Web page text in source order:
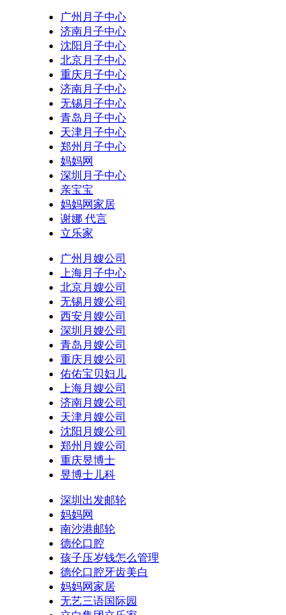
广州月子中心
济南月子中心
沈阳月子中心
北京月子中心
重庆月子中心
济南月子中心
无锡月子中心
青岛月子中心
天津月子中心
郑州月子中心
妈妈网
深圳月子中心
亲宝宝
妈妈网家居
谢娜 代言
立乐家
广州月嫂公司
上海月子中心
北京月嫂公司
无锡月嫂公司
西安月嫂公司
深圳月嫂公司
青岛月嫂公司
重庆月嫂公司
佑佑宝贝妇儿
上海月嫂公司
济南月嫂公司
天津月嫂公司
沈阳月嫂公司
郑州月嫂公司
重庆昱博士
昱博士儿科
深圳出发邮轮
妈妈网
南沙港邮轮
德伦口腔
孩子压岁钱怎么管理
德伦口腔牙齿美白
妈妈网家居
无艺三语国际园